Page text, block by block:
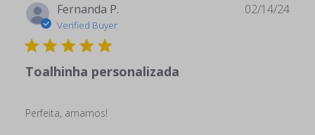
Fernanda P.
Verified Buyer
Toalhinha personalizada
Perfeita, amamos!
02/14/24